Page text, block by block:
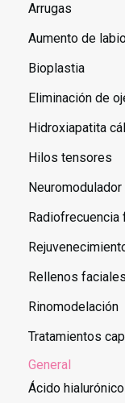
Arrugas
Aumento de
Bioplastia
Eliminación de
Hidroxiapatita
Hilos tensores
Neuromodulador
Radiofrecuencia
Rellenos faciales
Rinomodelación
Tratamientos
General
Ácido hialurónico